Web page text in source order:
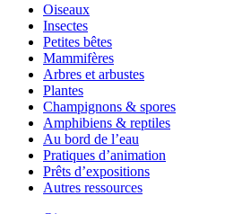
Oiseaux
Insectes
Petites bêtes
Mammifères
Arbres et arbustes
Plantes
Champignons & spores
Amphibiens & reptiles
Au bord de l’eau
Pratiques d’animation
Prêts d’expositions
Autres ressources